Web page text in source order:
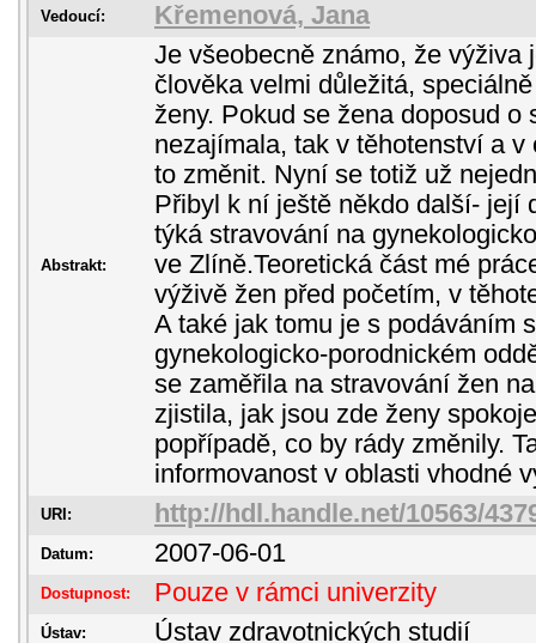
Vedoucí: Křemenová, Jana
Abstrakt:
Je všeobecně známo, že výživa
člověka velmi důležitá,
ženy. Pokud se žena doposud o
nezajímala, tak v těhotenství a
to změnit. Nyní se totiž už
Přibyl k ní ještě někdo další- její
týká stravování na
ve Zlíně.Teoretická část mé
výživě žen před početím, v
A také jak tomu je s podáváním
gynekologicko-porodnickém
se zaměřila na stravování žen
zjistila, jak jsou zde ženy
popřípadě, co by rády změnily.
informovanost v oblasti vhodné
URI: http://hdl.handle.net/10563/
Datum: 2007-06-01
Dostupnost: Pouze v rámci univerzity
Ústav: Ústav zdravotnických studií